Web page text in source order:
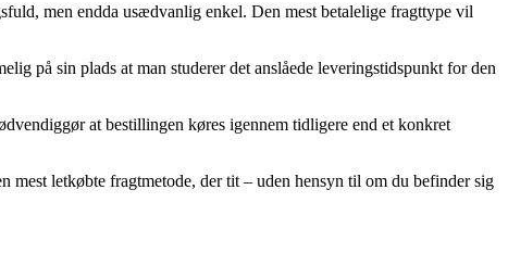
men endda usædvanlig enkel. Den mest betalelige fragttype vil
på sin plads at man studerer det anslåede leveringstidspunkt for den
at bestillingen køres igennem tidligere end et konkret
letkøbte fragtmetode, der tit – uden hensyn til om du befinder sig